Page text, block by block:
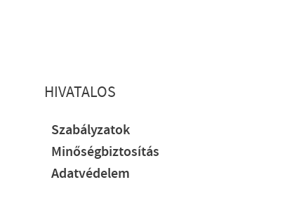
HIVATALOS
Szabályzatok
Minőségbiztosítás
Adatvédelem